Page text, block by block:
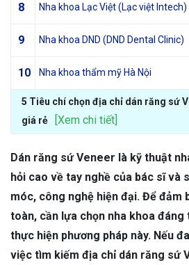
8 Nha khoa Lạc Việt (Lạc việt Intech)
9 Nha khoa DND (DND Dental Clinic)
10 Nha khoa thẩm mỹ Hà Nội
5 Tiêu chí chọn địa chỉ dán răng sứ
giá rẻ
[Xem chi tiết]
Dán răng sứ Veneer là kỹ thuật
hỏi cao về tay nghề của bác sĩ và
móc, công nghệ hiện đại. Để đảm
toàn, cần lựa chọn nha khoa đáng
thực hiện phương pháp này. Nếu
việc tìm kiếm địa chỉ dán răng sứ